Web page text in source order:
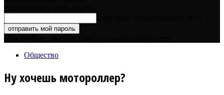
Общество
Ну хочешь мотороллер?